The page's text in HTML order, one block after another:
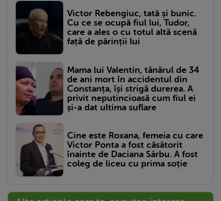
Victor Rebengiuc, tată și bunic.
Cu ce se ocupă fiul lui, Tudor,
care a ales o cu totul altă scenă
față de părinții lui
Mama lui Valentin, tânărul de 34
de ani mort în accidentul din
Constanța, își strigă durerea. A
privit neputincioasă cum fiul ei
și-a dat ultima suflare
Cine este Roxana, femeia cu care
Victor Ponta a fost căsătorit
înainte de Daciana Sârbu. A fost
coleg de liceu cu prima soție